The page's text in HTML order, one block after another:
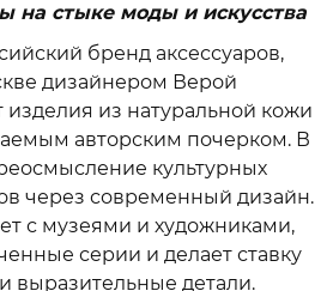
на стыке моды и искусства
бренд аксессуаров,
дизайнером Верой
изделия из натуральной кожи
авторским почерком. В
культурных
через современный дизайн.
с музеями и художниками,
серии и делает ставку
выразительные детали.